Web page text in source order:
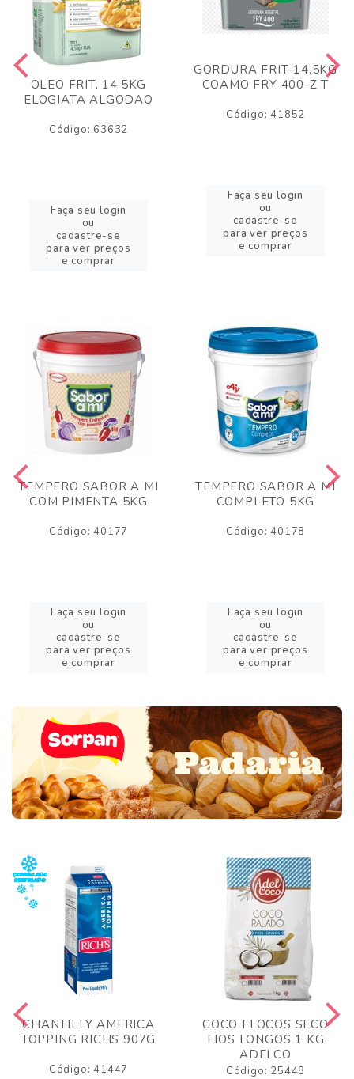
OLEO FRIT. 14,5KG
ELOGIATA ALGODAO
Código: 63632
Faça seu login
ou
cadastre-se
para ver preços
e comprar
GORDURA FRIT-14,5KG
COAMO FRY 400-Z T
Código: 41852
Faça seu login
ou
cadastre-se
para ver preços
e comprar
TEMPERO SABOR A MI
COM PIMENTA 5KG
Código: 40177
Faça seu login
ou
cadastre-se
para ver preços
e comprar
TEMPERO SABOR A MI
COMPLETO 5KG
Código: 40178
Faça seu login
ou
cadastre-se
para ver preços
e comprar
CHANTILLY AMERICA
TOPPING RICHS 907G
Código: 41447
COCO FLOCOS SECO
FIOS LONGOS 1 KG
ADELCO
Código: 25448